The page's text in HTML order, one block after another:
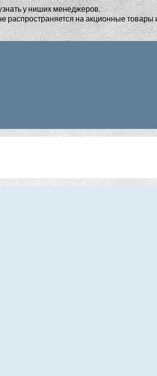
у ниших менеджеров.
распространяется на акционные товары